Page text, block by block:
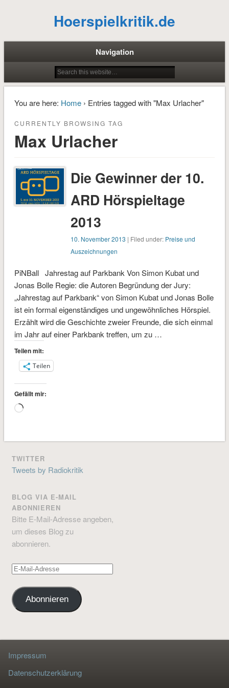
Hoerspielkritik.de
Navigation
You are here: Home› Entries tagged with "Max Urlacher"
CURRENTLY BROWSING TAG
Max Urlacher
Die Gewinner der 10.
ARD Hörspieltage
2013
10. November 2013 | Filed under: Preise und
Auszeichnungen
PiNBall Jahrestag auf Parkbank Von Simon Kubat und
Jonas Bolle Regie: die Autoren Begründung der Jury:
„Jahrestag auf Parkbank“ von Simon Kubat und Jonas Bolle
ist ein formal eigenständiges und ungewöhnliches Hörspiel.
Erzählt wird die Geschichte zweier Freunde, die sich einmal
im Jahr auf einer Parkbank treffen, um zu …
Teilen mit:
Teilen
Gefällt mir:
Wird
TWITTER
Tweets by Radiokritik
BLOG VIA E-MAIL
ABONNIEREN
Bitte E-Mail-Adresse angeben,
um dieses Blog zu
abonnieren.
E-
Adresse
Abonnieren
Impressum
Datenschutzerklärung